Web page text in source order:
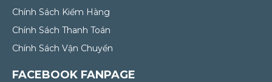
Chính Sách Kiểm Hàng
Chính Sách Thanh Toán
Chính Sách Vận Chuyển
FACEBOOK FANPAGE